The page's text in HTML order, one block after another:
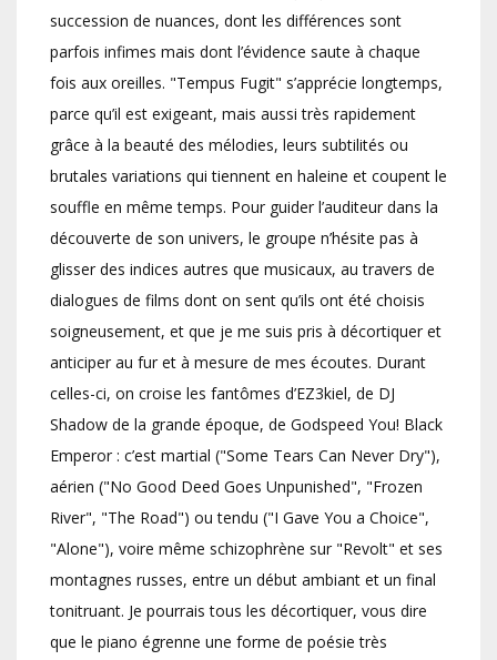
succession de nuances, dont les différences sont
parfois infimes mais dont l’évidence saute à chaque
fois aux oreilles. "Tempus Fugit" s’apprécie longtemps,
parce qu’il est exigeant, mais aussi très rapidement
grâce à la beauté des mélodies, leurs subtilités ou
brutales variations qui tiennent en haleine et coupent le
souffle en même temps. Pour guider l’auditeur dans la
découverte de son univers, le groupe n’hésite pas à
glisser des indices autres que musicaux, au travers de
dialogues de films dont on sent qu’ils ont été choisis
soigneusement, et que je me suis pris à décortiquer et
anticiper au fur et à mesure de mes écoutes. Durant
celles-ci, on croise les fantômes d’EZ3kiel, de DJ
Shadow de la grande époque, de Godspeed You! Black
Emperor : c’est martial ("Some Tears Can Never Dry"),
aérien ("No Good Deed Goes Unpunished", "Frozen
River", "The Road") ou tendu ("I Gave You a Choice",
"Alone"), voire même schizophrène sur "Revolt" et ses
montagnes russes, entre un début ambiant et un final
tonitruant. Je pourrais tous les décortiquer, vous dire
que le piano égrenne une forme de poésie très